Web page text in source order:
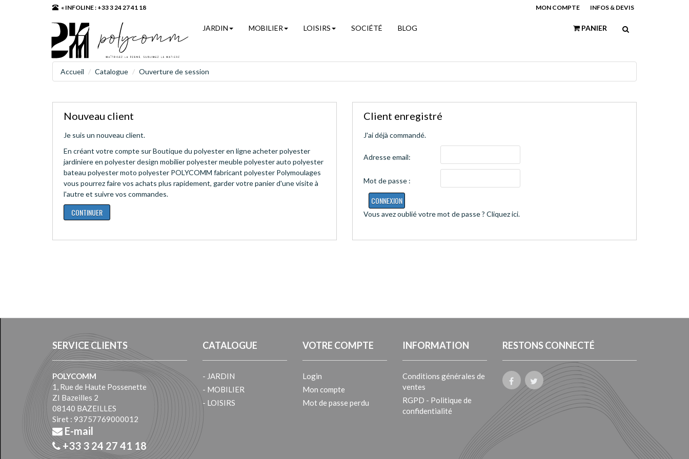
« INFOLINE : +33 3 24 27 41 18 MON COMPTE INFOS & DEVIS
JARDIN MOBILIER LOISIRS SOCIÉTÉ BLOG PANIER
Accueil Catalogue Ouverture de session
Nouveau client
Je suis un nouveau client.
En créant votre compte sur Boutique du polyester en ligne acheter polyester
jardiniere en polyester design mobilier polyester meuble polyester auto polyester
bateau polyester moto polyester POLYCOMM fabricant polyester Polymoulages
vous pourrez faire vos achats plus rapidement, garder votre panier d'une visite à
l'autre et suivre vos commandes.
CONTINUER
Client enregistré
J'ai déjà commandé.
Adresse email:
Mot de passe :
CONNEXION
Vous avez oublié votre mot de passe ? Cliquez ici.
SERVICE CLIENTS
POLYCOMM
1, Rue de Haute Possenette
ZI Bazeilles 2
08140 BAZEILLES
Siret : 93757769000012
E-mail
+33 3 24 27 41 18
CATALOGUE
- JARDIN
- MOBILIER
- LOISIRS
VOTRE COMPTE
Login
Mon compte
Mot de passe perdu
INFORMATION
Conditions générales de
ventes
RGPD - Politique de
confidentialité
RESTONS CONNECTÉ